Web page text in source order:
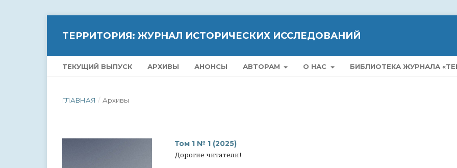
ТЕРРИТОРИЯ: ЖУРНАЛ ИСТОРИЧЕСКИХ ИССЛЕДОВАНИЙ
ТЕКУЩИЙ ВЫПУСК АРХИВЫ АНОНСЫ АВТОРАМ О НАС БИБЛИОТЕКА ЖУРНАЛА
ГЛАВНАЯ / Архивы
Том 1 № 1 (2025)
Дорогие читатели!